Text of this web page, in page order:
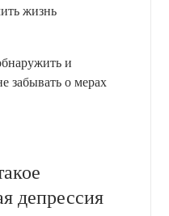
жизнь
и
забывать о мерах
депрессия